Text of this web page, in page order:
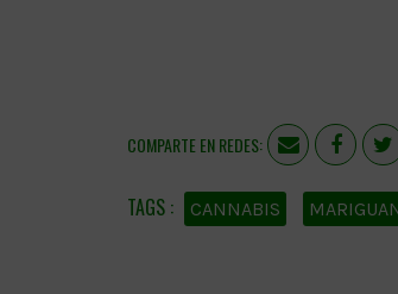
COMPARTE EN REDES:
CANNABIS